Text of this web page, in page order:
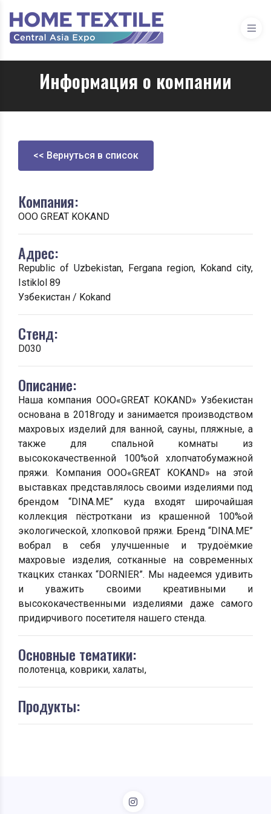
Информация о компании
<< Вернуться в список
Компания:
ООО GREAT KOKAND
Адрес:
Republic of Uzbekistan, Fergana region, Kokand city,
Istiklol 89
Узбекистан / Kokand
Стенд:
D030
Описание:
Наша компания ООО«GREAT KOKAND» Узбекистан
основана в 2018году и занимается производством
махровых изделий для ванной, сауны, пляжные, а
также для спальной комнаты из
высококачественной 100%ой хлопчатобумажной
пряжи. Компания ООО«GREAT KOKAND» на этой
выставках представлялось своими изделиями под
брендом “DINA.ME” куда входят широчайшая
коллекция пёстроткани из крашенной 100%ой
экологической, хлопковой пряжи. Бренд “DINA.ME”
вобрал в себя улучшенные и трудоёмкие
махровые изделия, сотканные на современных
ткацких станках “DORNIER”. Мы надеемся удивить
и уважить своими креативными и
высококачественными изделиями даже самого
придирчивого посетителя нашего стенда.
Основные тематики:
полотенца, коврики, халаты,
Продукты: